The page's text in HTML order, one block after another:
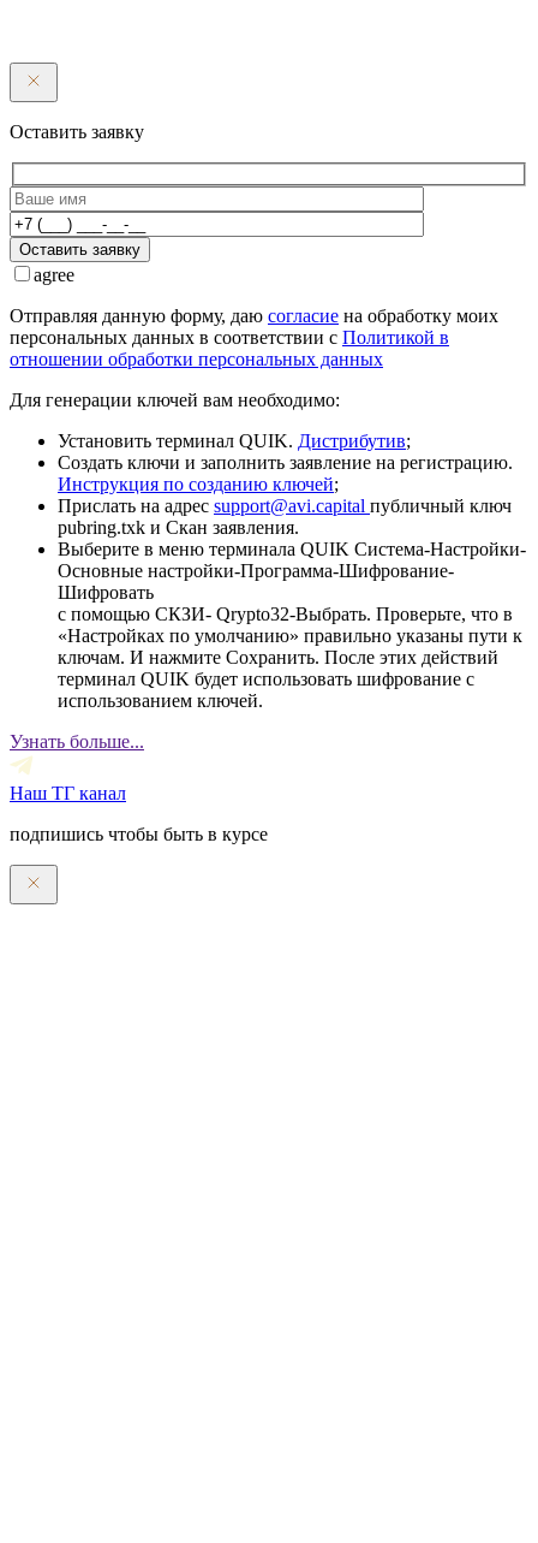
Оставить заявку
Оставить заявку
agree
Отправляя данную форму, даю согласие на обработку моих
персональных данных в соответствии с Политикой в
отношении обработки персональных данных
Для генерации ключей вам необходимо:
Установить терминал QUIK. Дистрибутив;
Создать ключи и заполнить заявление на регистрацию.
Инструкция по созданию ключей;
Прислать на адрес support@avi.capital публичный ключ
pubring.txk и Скан заявления.
Выберите в меню терминала QUIK Система-Настройки-
Основные настройки-Программа-Шифрование-
Шифровать
с помощью СКЗИ- Qrypto32-Выбрать. Проверьте, что в
«Настройках по умолчанию» правильно указаны пути к
ключам. И нажмите Сохранить. После этих действий
терминал QUIK будет использовать шифрование с
использованием ключей.
Узнать больше...
Наш ТГ канал
подпишись чтобы быть в курсе